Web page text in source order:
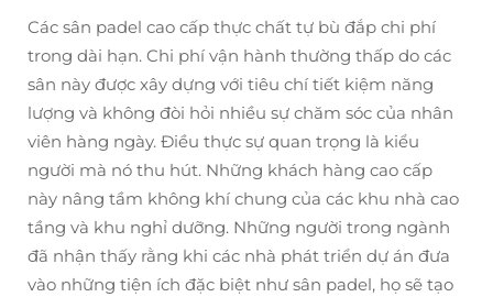
Các sân padel cao cấp thực chất tự bù đắp chi phí
trong dài hạn. Chi phí vận hành thường thấp do các
sân này được xây dựng với tiêu chí tiết kiệm năng
lượng và không đòi hỏi nhiều sự chăm sóc của nhân
viên hàng ngày. Điều thực sự quan trọng là kiểu
người mà nó thu hút. Những khách hàng cao cấp
này nâng tầm không khí chung của các khu nhà cao
tầng và khu nghỉ dưỡng. Những người trong ngành
đã nhận thấy rằng khi các nhà phát triển dự án đưa
vào những tiện ích đặc biệt như sân padel, họ sẽ tạo